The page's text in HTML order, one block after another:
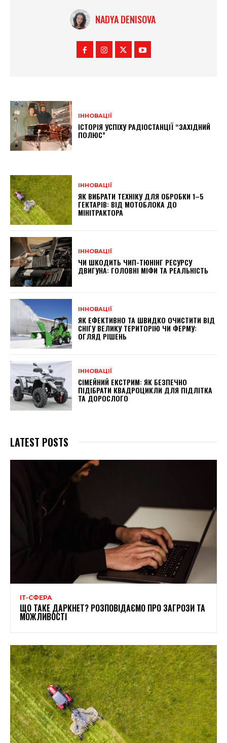
NADYA DENISOVA
ІННОВАЦІЇ
ІСТОРІЯ УСПІХУ РАДІОСТАНЦІЇ “ЗАХІДНИЙ
ПОЛЮС”
ІННОВАЦІЇ
ЯК ВИБРАТИ ТЕХНІКУ ДЛЯ ОБРОБКИ 1–5
ГЕКТАРІВ: ВІД МОТОБЛОКА ДО
МІНІТРАКТОРА
ІННОВАЦІЇ
ЧИ ШКОДИТЬ ЧИП-ТЮНІНГ РЕСУРСУ
ДВИГУНА: ГОЛОВНІ МІФИ ТА РЕАЛЬНІСТЬ
ІННОВАЦІЇ
ЯК ЕФЕКТИВНО ТА ШВИДКО ОЧИСТИТИ ВІД
СНІГУ ВЕЛИКУ ТЕРИТОРІЮ ЧИ ФЕРМУ:
ОГЛЯД РІШЕНЬ
ІННОВАЦІЇ
СІМЕЙНИЙ ЕКСТРИМ: ЯК БЕЗПЕЧНО
ПІДІБРАТИ КВАДРОЦИКЛИ ДЛЯ ПІДЛІТКА
ТА ДОРОСЛОГО
LATEST POSTS
ІТ-СФЕРА
ЩО ТАКЕ ДАРКНЕТ? РОЗПОВІДАЄМО ПРО ЗАГРОЗИ ТА
МОЖЛИВОСТІ